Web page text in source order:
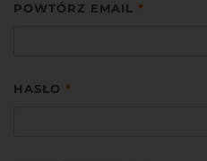
POWTÓRZ EMAIL *
HASŁO *